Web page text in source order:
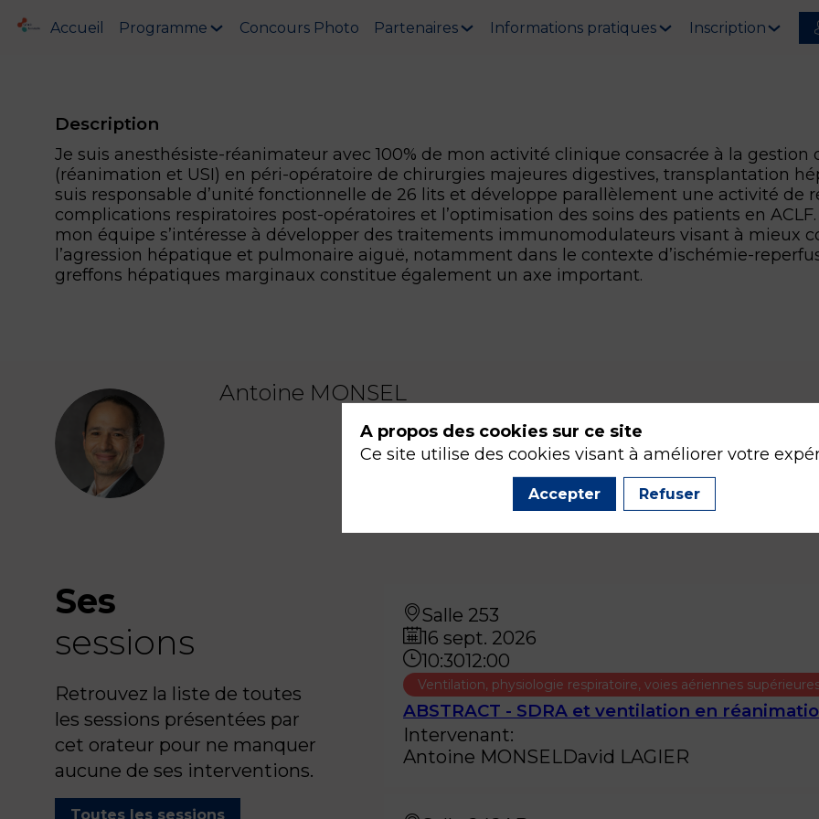
Accueil Programme Concours Photo Partenaires Informations pratiques Inscription
Description
Je suis anesthésiste-réanimateur avec 100% de mon activité clinique consacrée à la gestion
(réanimation et USI) en péri-opératoire de chirurgies majeures digestives, transplantation
suis responsable d’unité fonctionnelle de 26 lits et développe parallèlement une activité de
complications respiratoires post-opératoires et l’optimisation des soins des patients en
mon équipe s’intéresse à développer des traitements immunomodulateurs visant à mieux
l’agression hépatique et pulmonaire aiguë, notamment dans le contexte d’ischémie-
greffons hépatiques marginaux constitue également un axe important.
AM
Antoine MONSEL
Ses
sessions
Retrouvez la liste de toutes
les sessions présentées par
cet orateur pour ne manquer
aucune de ses interventions.
Toutes les sessions
Salle 253
16 sept. 2026
10:3012:00
Ventilation, physiologie respiratoire, voies aériennes
ABSTRACT - SDRA et ventilation en
Intervenant:
Antoine MONSELDavid LAGIER
A propos des cookies sur ce site
Ce site utilise des cookies visant à améliorer votre
Accepter Refuser